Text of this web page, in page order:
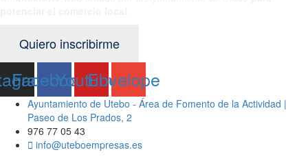
Quiero inscribirme
FacebookYoutubeEnvelope
Ayuntamiento de Utebo - Área de Fomento de la Actividad |
Paseo de Los Prados, 2
976 77 05 43
info@uteboempresas.es